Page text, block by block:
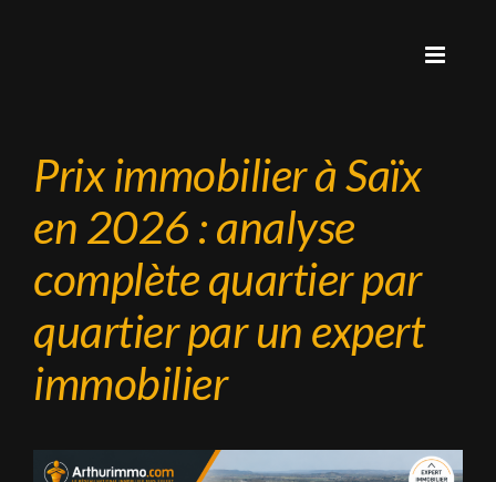
Prix immobilier à Saïx
en 2026 : analyse
complète quartier par
quartier par un expert
immobilier